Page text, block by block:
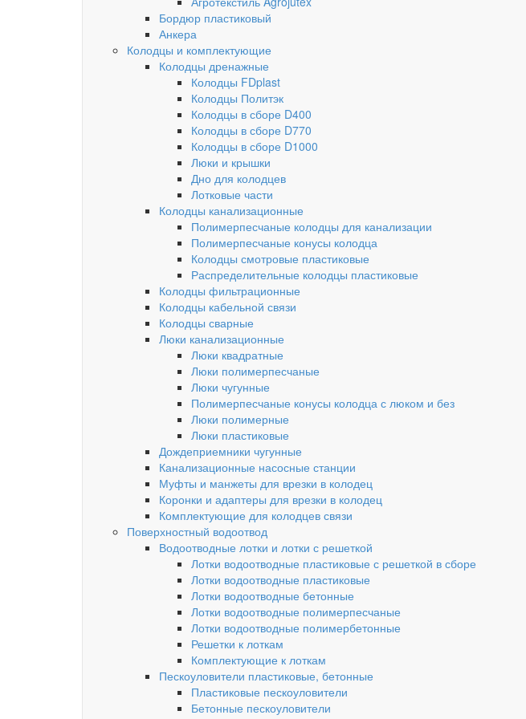
Бордюр пластиковый
Анкера
Колодцы и комплектующие
Колодцы дренажные
Колодцы FDplast
Колодцы Политэк
Колодцы в сборе D400
Колодцы в сборе D770
Колодцы в сборе D1000
Люки и крышки
Дно для колодцев
Лотковые части
Колодцы канализационные
Полимерпесчаные колодцы для канализации
Полимерпесчаные конусы колодца
Колодцы смотровые пластиковые
Распределительные колодцы пластиковые
Колодцы фильтрационные
Колодцы кабельной связи
Колодцы сварные
Люки канализационные
Люки квадратные
Люки полимерпесчаные
Люки чугунные
Полимерпесчаные конусы колодца с люком и без
Люки полимерные
Люки пластиковые
Дождеприемники чугунные
Канализационные насосные станции
Муфты и манжеты для врезки в колодец
Коронки и адаптеры для врезки в колодец
Комплектующие для колодцев связи
Поверхностный водоотвод
Водоотводные лотки и лотки с решеткой
Лотки водоотводные пластиковые с решеткой в сборе
Лотки водоотводные пластиковые
Лотки водоотводные бетонные
Лотки водоотводные полимерпесчаные
Лотки водоотводные полимербетонные
Решетки к лоткам
Комплектующие к лоткам
Пескоуловители пластиковые, бетонные
Пластиковые пескоуловители
Бетонные пескоуловители